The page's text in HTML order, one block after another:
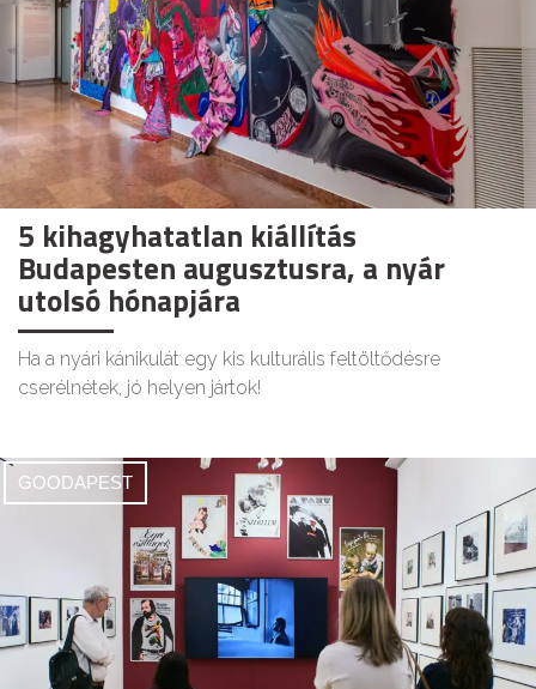
5 kihagyhatatlan kiállítás
Budapesten augusztusra, a nyár
utolsó hónapjára
Ha a nyári kánikulát egy kis kulturális feltöltődésre
cserélnétek, jó helyen jártok!
GOODAPEST